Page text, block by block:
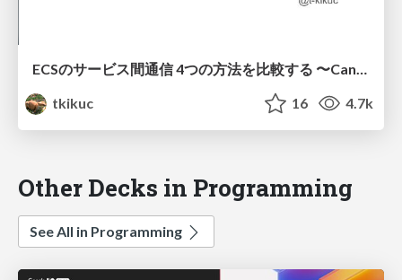
ECSのサービス間通信 4つの方法を比較する 〜Canary,Blue/Greenも添えて〜
tkikuc
16 4.7k
Other Decks in Programming
See All in Programming